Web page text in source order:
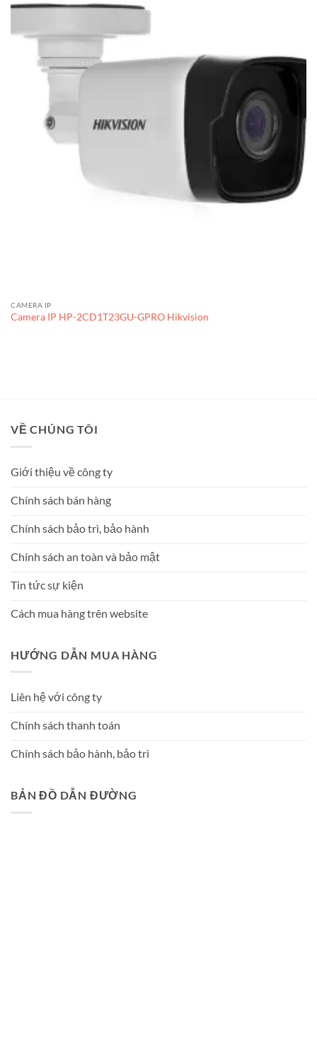
CAMERA IP
Camera IP HP-2CD1T23GU-GPRO Hikvision
VỀ CHÚNG TÔI
Giới thiệu về công ty
Chính sách bán hàng
Chính sách bảo trì, bảo hành
Chính sách an toàn và bảo mật
Tin tức sự kiện
Cách mua hàng trên website
HƯỚNG DẪN MUA HÀNG
Liên hệ với công ty
Chính sách thanh toán
Chính sách bảo hành, bảo trì
BẢN ĐỒ DẪN ĐƯỜNG